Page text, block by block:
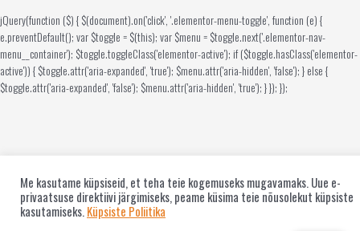
Me kasutame küpsiseid, et teha teie kogemuseks mugavamaks. Uue e-
privaatsuse direktiivi järgimiseks, peame küsima teie nõusolekut küpsiste
kasutamiseks. Küpsiste Poliitika
jQuery(function ($) { $(document).on('click', '.elementor-menu-toggle', function (e) {
e.preventDefault(); var $toggle = $(this); var $menu = $toggle.next('.elementor-nav-
menu__container'); $toggle.toggleClass('elementor-active'); if ($toggle.hasClass('elementor-
active')) { $toggle.attr('aria-expanded', 'true'); $menu.attr('aria-hidden', 'false'); } else {
$toggle.attr('aria-expanded', 'false'); $menu.attr('aria-hidden', 'true'); } }); });